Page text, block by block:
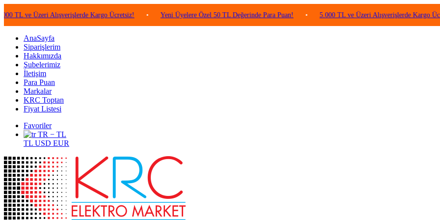
Üzeri Alışverişlerde Kargo Ücretsiz! • Yeni Üyelere Özel 50 TL Değerinde Para Puan! • 5.000 TL ve Üzeri Alışverişlerde Kargo Ücretsiz!
AnaSayfa
Siparişlerim
Hakkımızda
Şubelerimiz
İletişim
Para Puan
Markalar
KRC Toptan
Fiyat Listesi
Favoriler
TR − TL
TL USD EUR